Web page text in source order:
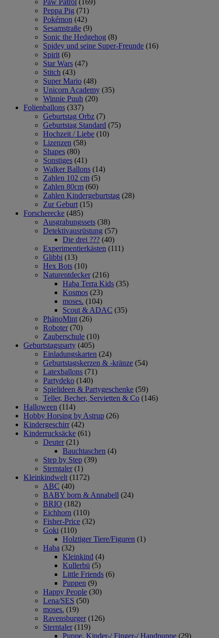
Peppa Pig (71)
Pokémon (42)
Sesamstraße (9)
Sonic the Hedgehog (8)
Spidey und seine Super-Freunde (16)
Spirit (6)
Star Wars (47)
Stitch (43)
Super Mario (48)
Unicorn Academy (35)
Winnie Puuh (20)
Folienballons (337)
Geburtstag Orbz (7)
Geburtstag Standard (75)
Hochzeit / Liebe (10)
Lizenzen (58)
Shapes (80)
Sonstiges (41)
Walker Ballons (14)
Zahlen 102 cm (5)
Zahlen 80cm (60)
Zahlen Kindergeburtstag (28)
Zur Geburt (15)
Forscherecke (485)
Ausgrabungssets (38)
Detektivausrüstung (57)
Die drei ??? (40)
Experimentierkästen (111)
Glibbi (13)
Hex Bots (10)
Naturentdecker (216)
Haba Terra Kids (35)
Kosmos (23)
moses. (104)
Scout & ADAC (35)
PhänoMint (26)
Roboter (70)
Zauberschule (10)
Geburtstagsparty (405)
Einladungskarten (24)
Geburtstagskerzen & -kränze (54)
Latexballons (71)
Partydeko (140)
Spielideen & Partygeschenke (59)
Teller, Becher, Servietten & Co (146)
Halloween (114)
Hobby Horsing by Astrup (26)
Kindergeschirr (42)
Kinderrucksäcke (61)
Deuter (21)
Bauchtaschen (4)
Step by Step (39)
Sterntaler (1)
Kleinkindwelt (1172)
ABC (40)
BABY born & Annabell (24)
BRIO (182)
Eichhorn (110)
Fisher-Price (32)
Goki (110)
Holztiger Tiere/Figuren (1)
Haba (32)
Kleinkind (4)
Kullerbü (5)
Little Friends (6)
Puppen (9)
Happy People (30)
Lena/SES (50)
moses. (19)
Ravensburger (126)
Sterntaler (119)
Puppe, Kinder-/ Finger-/ Handpuppe (29)